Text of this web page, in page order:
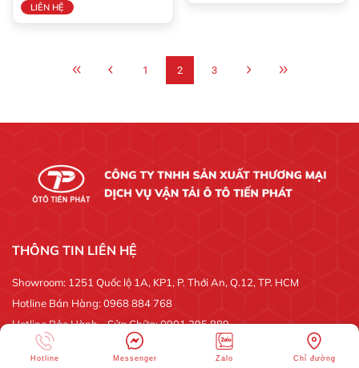
LIÊN HỆ
1 2 3
THÔNG TIN LIÊN HỆ
Showroom: 1251 Quốc lộ 1A, KP1, P. Thới An, Q.12, TP. HCM
Hotline Bán Hàng: 0968 884 768
Hotline Bảo Hành - Sửa Chữa: 0901 395 889
ĐƯỜNG DÂY NÓNG 24/24, phản ánh, góp ý: 098 446 2188
Hotline Messenger Zalo Chỉ đường